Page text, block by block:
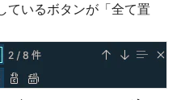
ているボタンが「全て置